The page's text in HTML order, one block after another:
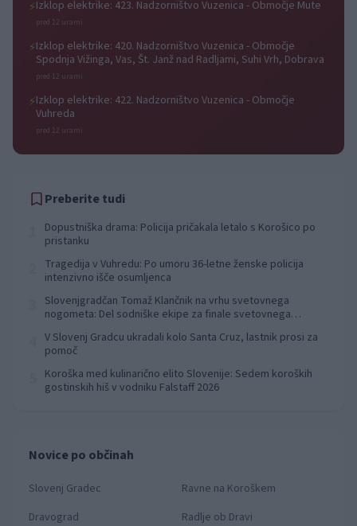
⚡Izklop elektrike: 423. Nadzorništvo Vuzenica - Območje Mute
pred 12 urami
⚡Izklop elektrike: 420. Nadzorništvo Vuzenica - Območje
Spodnja Vižinga, Vas, Št. Janž nad Radljami, Suhi Vrh, Dobrava
pred 12 urami
⚡Izklop elektrike: 422. Nadzorništvo Vuzenica - Območje
Vuhreda
pred 12 urami
Preberite tudi
Dopustniška drama: Policija pričakala letalo s Korošico po
pristanku
Tragedija v Vuhredu: Po umoru 36-letne ženske policija
intenzivno išče osumljenca
Slovenjgradčan Tomaž Klančnik na vrhu svetovnega
nogometa: Del sodniške ekipe za finale svetovnega
V Slovenj Gradcu ukradali kolo Santa Cruz, lastnik prosi za
pomoč
Koroška med kulinarično elito Slovenije: Sedem koroških
gostinskih hiš v vodniku Falstaff 2026
Novice po občinah
Slovenj Gradec
Ravne na Koroškem
Dravograd
Radlje ob Dravi